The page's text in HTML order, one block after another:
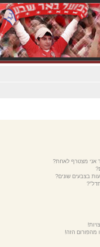
אני מצטרף לאחת?
בצבעים שונים?
מהפורום הזה!